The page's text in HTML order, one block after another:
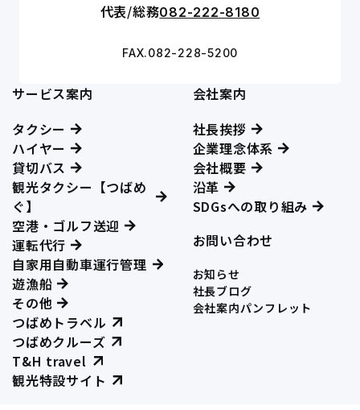
代表/総務082-222-8180
FAX.082-228-5200
サービス案内
タクシー
ハイヤー
貸切バス
観光タクシー【つばめ
ぐ】
空港・ゴルフ送迎
運転代行
自家用自動車運行管理
遊漁船
その他
つばめトラベル
つばめクルーズ
T&H travel
観光特設サイト
会社案内
社長挨拶
企業理念体系
会社概要
沿革
SDGsへの取り組み
お問い合わせ
お知らせ
社長ブログ
会社案内パンフレット